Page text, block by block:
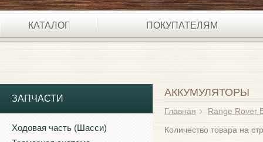
КАТАЛОГ ПОКУПАТЕЛЯМ
ЗАПЧАСТИ
Ходовая часть (Шасси)
АККУМУЛЯТОРЫ
Главная
Range Rover
Количество товара на